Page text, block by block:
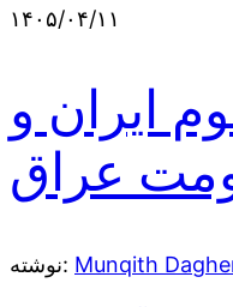
۱۴۰۵/۰۴/۱۱
ایران و
عراق
نوشته: Munqith